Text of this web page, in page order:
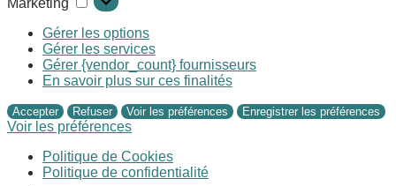
Marketing
Gérer les options
Gérer les services
Gérer {vendor_count} fournisseurs
En savoir plus sur ces finalités
Accepter Refuser Voir les préférences Enregistrer les préférences
Voir les préférences
Politique de Cookies
Politique de confidentialité